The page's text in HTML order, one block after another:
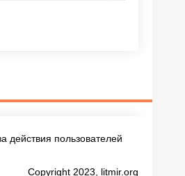
действия пользователей
Copyright 2023, litmir.org